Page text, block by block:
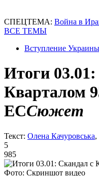
СПЕЦТЕМА: Война в
ВСЕ ТЕМЫ
Вступление
Итоги
Кварталом
ЕССюжет
Текст: Олена Качуровська,
5
985
Фото: Скриншот видео